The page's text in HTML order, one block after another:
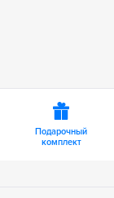
Подарочный
комплект